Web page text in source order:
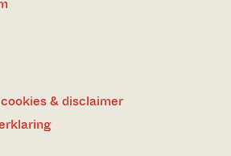
& disclaimer